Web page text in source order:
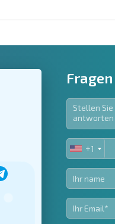
Newsletter
Nutzung Ihrer Daten
UNITED
STATES
+1
+1